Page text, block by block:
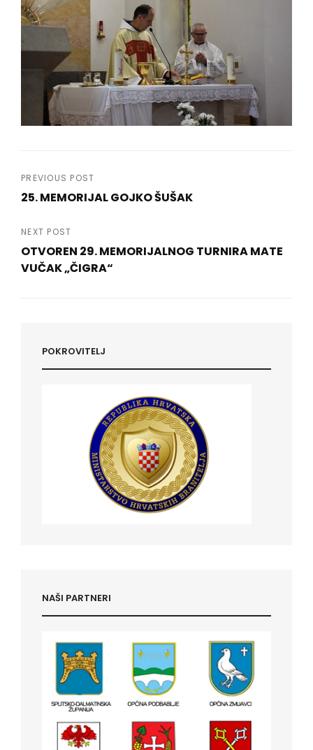
Navigacija
PREVIOUS POST
25. MEMORIJAL GOJKO ŠUŠAK
Post
NEXT POST
OTVOREN 29. MEMORIJALNOG TURNIRA MATE
VUČAK „ČIGRA“
POKROVITELJ
NAŠI PARTNERI